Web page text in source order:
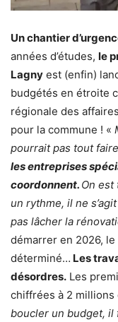
Un chantier
années d’études, le
Lagny est (enfin)
budgétés en étroite
régionale des
pour la commune ! «
pourrait pas tout
les entreprises
coordonnent. On est
un rythme, il ne
pas lâcher la
démarrer en 2026, le
déterminé… Les
désordres. Les
chiffrées à 2 millions
boucler un budget, il